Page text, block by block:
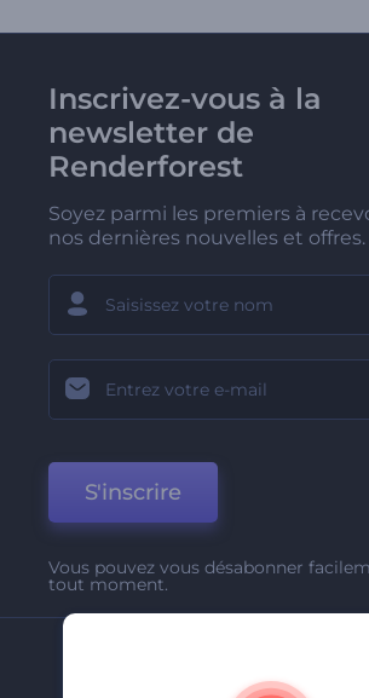
Inscrivez-vous à la
newsletter de
Renderforest
Soyez parmi les premiers à
nos dernières nouvelles et offres.
S'inscrire
Vous pouvez vous désabonner
tout moment.